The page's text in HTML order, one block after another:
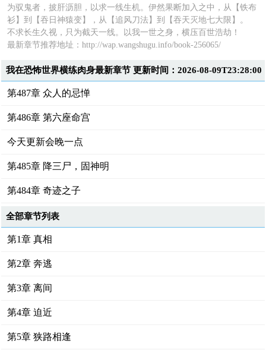
为驭鬼者，披肝沥胆，以求一线生机。伊然果断加入之中，从【铁布
衫】到【吞日神猿变】，从【追风刀法】到【吞天灭地七大限】。
不求长生久视，只为截天一线。以我一世之身，横压百世浩劫！
最新章节推荐地址：http://wap.wangshugu.info/book-256065/
我在恐怖世界横练肉身最新章节 更新时间：2026-08-09T23:28:00
第487章 众人的忌惮
第486章 第六座命宫
今天更新会晚一点
第485章 降三尸，固神明
第484章 奇迹之子
全部章节列表
第1章 真相
第2章 奔逃
第3章 离间
第4章 迫近
第5章 狭路相逢